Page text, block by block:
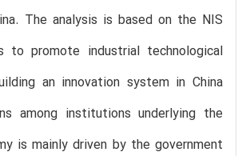
The analysis is based on the NIS
promote industrial technological
an innovation system in China
among institutions underlying the
is mainly driven by the government